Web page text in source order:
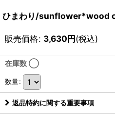
ひまわり/sunflower*wood
販売価格: 3,630円(税込)
在庫数 ◯
数量:
返品特約に関する重要事項